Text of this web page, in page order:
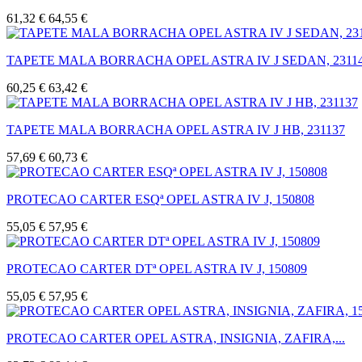
61,32 € 64,55 €
TAPETE MALA BORRACHA OPEL ASTRA IV J SEDAN,
60,25 € 63,42 €
TAPETE MALA BORRACHA OPEL ASTRA IV J HB, 231137
57,69 € 60,73 €
PROTECAO CARTER ESQª OPEL ASTRA IV J, 150808
55,05 € 57,95 €
PROTECAO CARTER DTª OPEL ASTRA IV J, 150809
55,05 € 57,95 €
PROTECAO CARTER OPEL ASTRA, INSIGNIA, ZAFIRA,...